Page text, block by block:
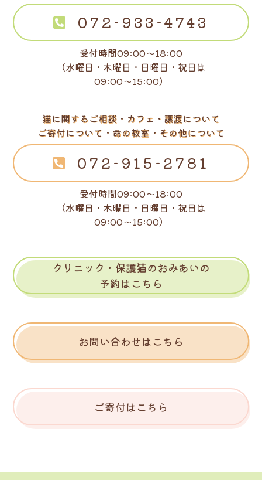
072-933-4743
受付時間09:00～18:00
（水曜日・木曜日・日曜日・祝日は
09:00～15:00）
猫に関するご相談・カフェ・譲渡について
ご寄付について・命の教室・その他について
072-915-2781
受付時間09:00～18:00
（水曜日・木曜日・日曜日・祝日は
09:00～15:00）
クリニック・保護猫のおみあいの
予約はこちら
お問い合わせはこちら
ご寄付はこちら